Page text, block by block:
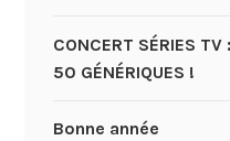
CONCERT SÉRIES
50 GÉNÉRIQUES !
Bonne année